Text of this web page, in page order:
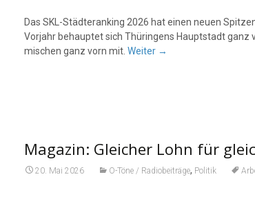
Das SKL-Städteranking 2026 hat einen neuen
Vorjahr behauptet sich Thüringens Hauptstadt ganz
mischen ganz vorn mit. Weiter →
Magazin: Gleicher Lohn für
20. Mai 2026 O-Töne / Radiobeiträge, Politik